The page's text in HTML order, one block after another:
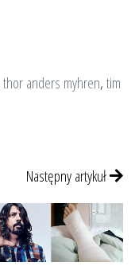
thor anders myhren,tim
Następny artykuł